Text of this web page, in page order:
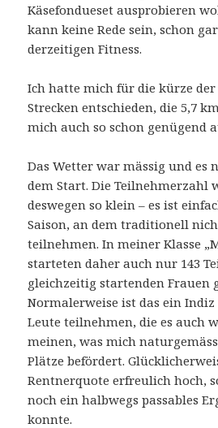
Käsefondueset ausprobieren
kann keine Rede sein, schon
derzeitigen Fitness.
Ich hatte mich für die kürze
Strecken entschieden, die 5,7
mich auch so schon genügend
Das Wetter war mässig und es
dem Start. Die Teilnehmerzahl
deswegen so klein – es ist
Saison, an dem traditionell
teilnehmen. In meiner Klasse
starteten daher auch nur 143
gleichzeitig startenden Frauen
Normalerweise ist das ein
Leute teilnehmen, die es auch
meinen, was mich
Plätze befördert.
Rentnerquote erfreulich hoch,
noch ein halbwegs passables
konnte.